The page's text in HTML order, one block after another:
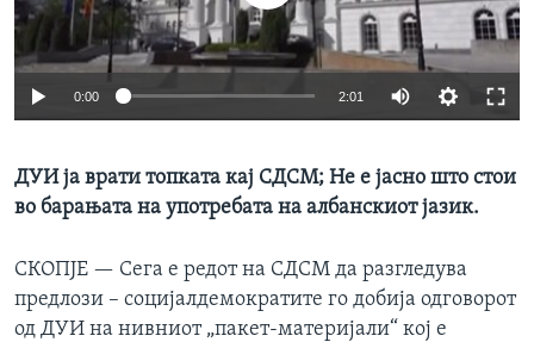
ИНТЕРВЈУА
Јазици
0:00 2:01
ДУИ ја врати топката кај СДСМ; Не е јасно што стои
во барањата на употребата на албанскиот јазик.
СКОПЈЕ — Сега е редот на СДСМ да разгледува
предлози – социјалдемократите го добија одговорот
од ДУИ на нивниот „пакет-материјали“ кој е